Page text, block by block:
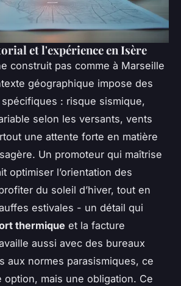
et l'expérience en Isère
construit pas comme à Marseille
géographique impose des
: risque sismique,
selon les versants, vents
une attente forte en matière
Un promoteur qui maîtrise
optimiser l’orientation des
du soleil d’hiver, tout en
estivales - un détail qui
thermique et la facture
aussi avec des bureaux
aux normes parasismiques, ce
option, mais une obligation. Ce